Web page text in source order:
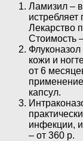
Ламизил –
истребляет
Лекарство
Стоимость
кожи и
от 6
капсул.
инфекции,
– от 360 р.